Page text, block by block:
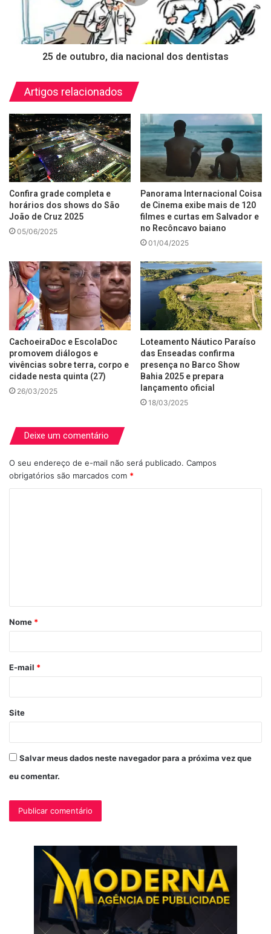
25 de outubro, dia nacional dos dentistas
Artigos relacionados
Confira grade completa e
horários dos shows do São
João de Cruz 2025
05/06/2025
Panorama Internacional Coisa
de Cinema exibe mais de 120
filmes e curtas em Salvador e
no Recôncavo baiano
01/04/2025
CachoeiraDoc e EscolaDoc
promovem diálogos e
vivências sobre terra, corpo e
cidade nesta quinta (27)
26/03/2025
Loteamento Náutico Paraíso
das Enseadas confirma
presença no Barco Show
Bahia 2025 e prepara
lançamento oficial
18/03/2025
Deixe um comentário
O seu endereço de e-mail não será publicado. Campos
obrigatórios são marcados com *
á
r
*
Nome *
E-mail *
Site
Salvar meus dados neste navegador para a próxima vez que
eu comentar.